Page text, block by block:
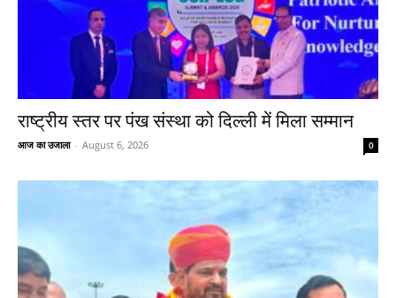
राष्ट्रीय स्तर पर पंख संस्था को दिल्ली में मिला सम्मान
आज का उजाला - August 6, 2026 0